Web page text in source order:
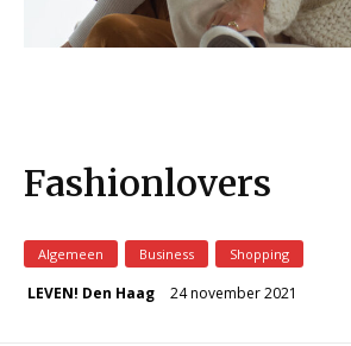
Fashionlovers
Algemeen Business Shopping
LEVEN! Den Haag 24 november 2021